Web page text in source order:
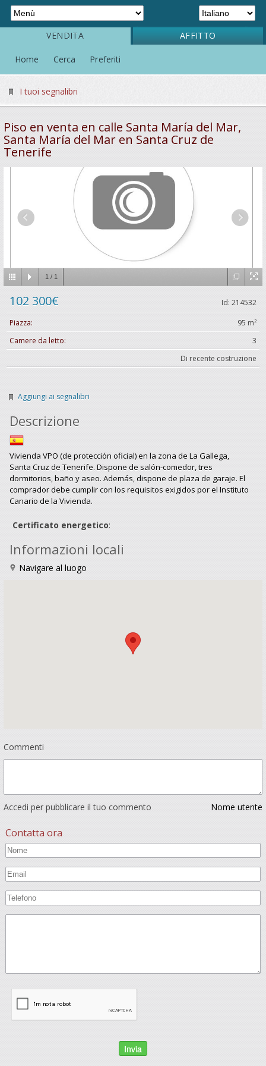
VENDITA AFFITTO
Home Cerca Preferiti
I tuoi segnalibri
Piso en venta en calle Santa María del Mar,
Santa María del Mar en Santa Cruz de
Tenerife
1 / 1
Id: 214532
102 300€
Piazza:
95 m²
Camere da letto:
3
Di recente costruzione
Aggiungi ai segnalibri
Descrizione
Vivienda VPO (de protección oficial) en la zona de La Gallega,
Santa Cruz de Tenerife. Dispone de salón-comedor, tres
dormitorios, baño y aseo. Además, dispone de plaza de garaje. El
comprador debe cumplir con los requisitos exigidos por el Instituto
Canario de la Vivienda.
Certificato energetico:
Informazioni locali
Navigare al luogo
Commenti
Accedi per pubblicare il tuo commento Nome utente
Contatta ora